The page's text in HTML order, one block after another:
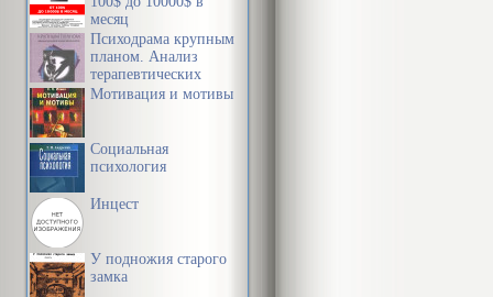
месяц
Психодрама крупным
планом. Анализ
терапевтических
механизмов
Мотивация и мотивы
Социальная
психология
Инцест
У подножия старого
замка